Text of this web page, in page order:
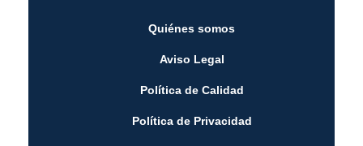
Quiénes somos
Aviso Legal
Política de Calidad
Política de Privacidad